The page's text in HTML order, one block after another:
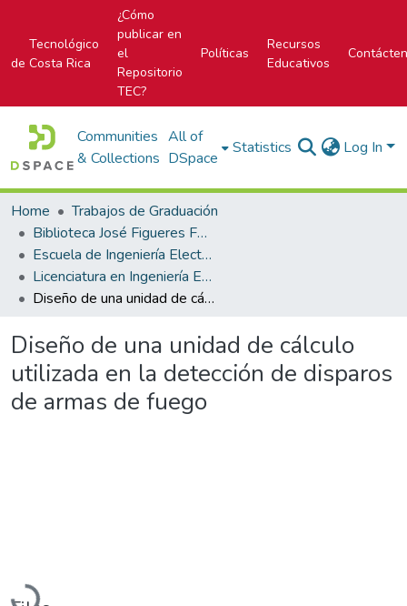
Tecnológico
de Costa Rica
¿Cómo
publicar en
el
Repositorio
TEC?
Políticas
Recursos
Educativos
Communities
& Collections
All of
DSpace
Statistics Log In
Home
Trabajos de Graduación
Biblioteca José Figueres Ferrer
Escuela de Ingeniería Electrónica
Licenciatura en Ingeniería Electrónica
Diseño de una unidad de cálculo utilizada en la detección de disparos de armas de fuego
Diseño de una unidad de cálculo
utilizada en la detección de disparos
de armas de fuego
Loading...